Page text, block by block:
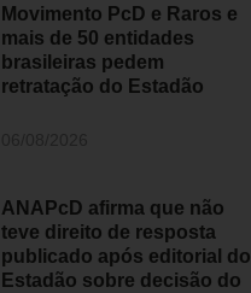
Movimento PcD e Raros e
mais de 50 entidades
brasileiras pedem
retratação do Estadão
ANAPcD afirma que não
teve direito de resposta
publicado após editorial do
Estadão sobre decisão do